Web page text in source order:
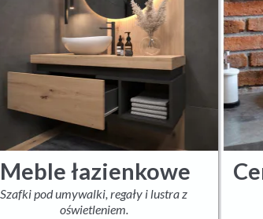
Meble łazienkowe
Szafki pod umywalki, regały i lustra z
oświetleniem.